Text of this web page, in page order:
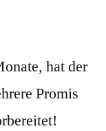
hat der
Promis